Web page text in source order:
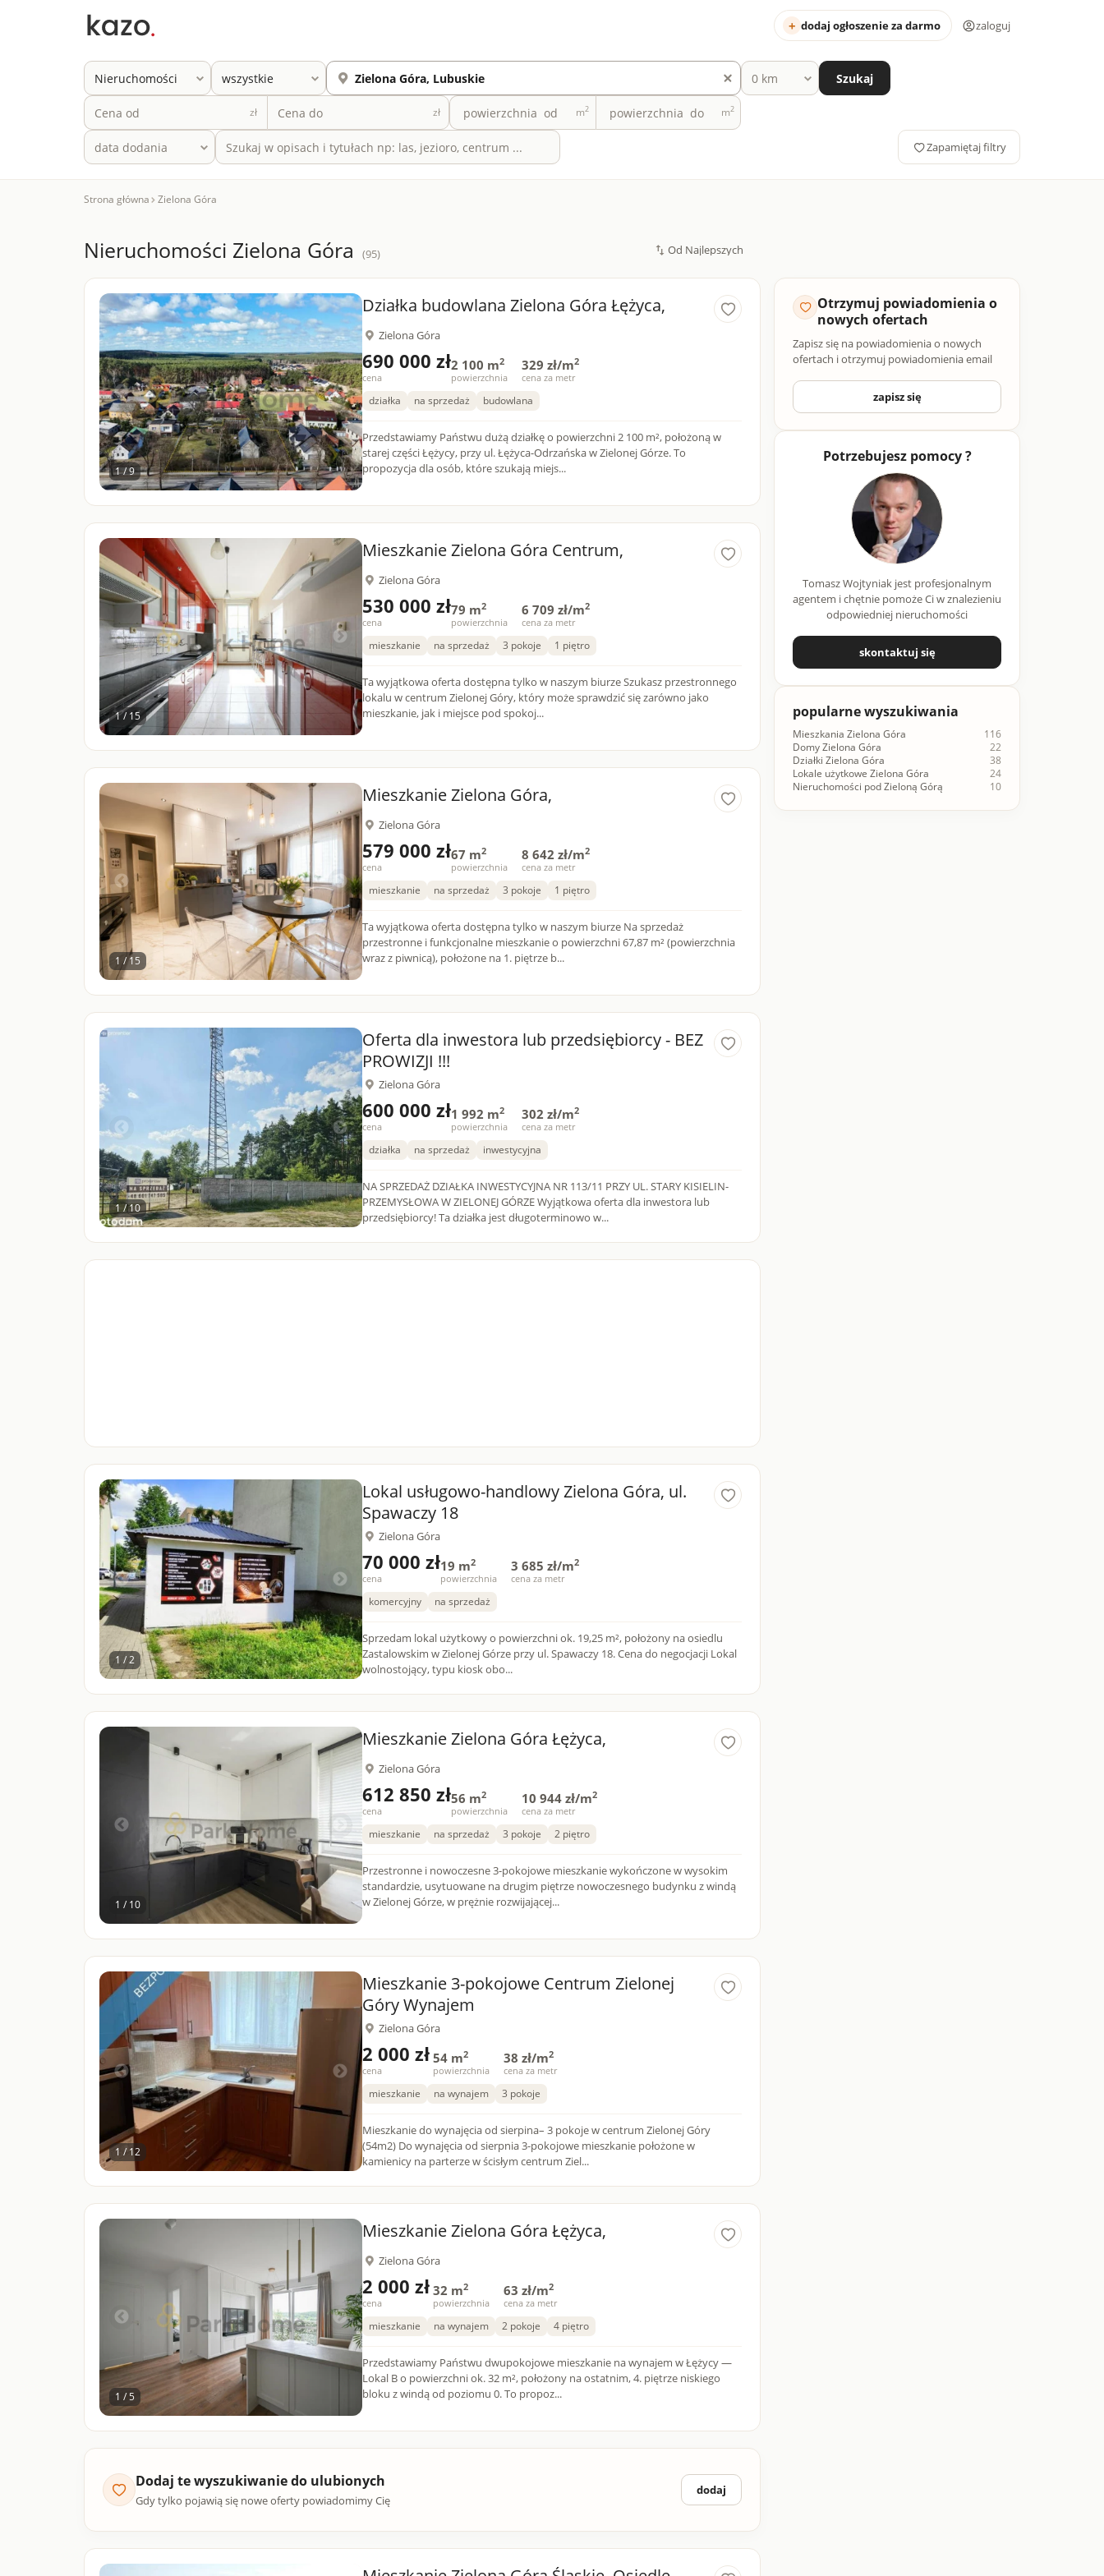
dodaj ogłoszenie za darmo zaloguj
Szukaj
zł zł m2 m2
Zapamiętaj filtry
Strona główna Zielona Góra
Nieruchomości Zielona Góra (95)
1 / 9
Działka budowlana Zielona Góra Łężyca,
Zielona Góra
690 000 zł
cena
2 100 m2
powierzchnia
329 zł/m2
cena za metr
działka na sprzedaż budowlana
Przedstawiamy Państwu dużą działkę o powierzchni 2 100 m², położoną w
starej części Łężycy, przy ul. Łężyca-Odrzańska w Zielonej Górze. To
propozycja dla osób, które szukają miejs...
1 / 15
Mieszkanie Zielona Góra Centrum,
Zielona Góra
530 000 zł
cena
79 m2
powierzchnia
6 709 zł/m2
cena za metr
mieszkanie na sprzedaż 3 pokoje 1 piętro
Ta wyjątkowa oferta dostępna tylko w naszym biurze Szukasz przestronnego
lokalu w centrum Zielonej Góry, który może sprawdzić się zarówno jako
mieszkanie, jak i miejsce pod spokoj...
1 / 15
Mieszkanie Zielona Góra,
Zielona Góra
579 000 zł
cena
67 m2
powierzchnia
8 642 zł/m2
cena za metr
mieszkanie na sprzedaż 3 pokoje 1 piętro
Ta wyjątkowa oferta dostępna tylko w naszym biurze Na sprzedaż
przestronne i funkcjonalne mieszkanie o powierzchni 67,87 m² (powierzchnia
wraz z piwnicą), położone na 1. piętrze b...
1 / 10
Oferta dla inwestora lub przedsiębiorcy - BEZ
PROWIZJI !!!
Zielona Góra
600 000 zł
cena
1 992 m2
powierzchnia
302 zł/m2
cena za metr
działka na sprzedaż inwestycyjna
NA SPRZEDAŻ DZIAŁKA INWESTYCYJNA NR 113/11 PRZY UL. STARY KISIELIN-
PRZEMYSŁOWA W ZIELONEJ GÓRZE Wyjątkowa oferta dla inwestora lub
przedsiębiorcy! Ta działka jest długoterminowo w...
1 / 2
Lokal usługowo-handlowy Zielona Góra, ul.
Spawaczy 18
Zielona Góra
70 000 zł
cena
19 m2
powierzchnia
3 685 zł/m2
cena za metr
komercyjny na sprzedaż
Sprzedam lokal użytkowy o powierzchni ok. 19,25 m², położony na osiedlu
Zastalowskim w Zielonej Górze przy ul. Spawaczy 18. Cena do negocjacji Lokal
wolnostojący, typu kiosk obo...
1 / 10
Mieszkanie Zielona Góra Łężyca,
Zielona Góra
612 850 zł
cena
56 m2
powierzchnia
10 944 zł/m2
cena za metr
mieszkanie na sprzedaż 3 pokoje 2 piętro
Przestronne i nowoczesne 3-pokojowe mieszkanie wykończone w wysokim
standardzie, usytuowane na drugim piętrze nowoczesnego budynku z windą
w Zielonej Górze, w prężnie rozwijającej...
1 / 12
Mieszkanie 3-pokojowe Centrum Zielonej
Góry Wynajem
Zielona Góra
2 000 zł
cena
54 m2
powierzchnia
38 zł/m2
cena za metr
mieszkanie na wynajem 3 pokoje
Mieszkanie do wynajęcia od sierpina– 3 pokoje w centrum Zielonej Góry
(54m2) Do wynajęcia od sierpnia 3-pokojowe mieszkanie położone w
kamienicy na parterze w ścisłym centrum Ziel...
1 / 5
Mieszkanie Zielona Góra Łężyca,
Zielona Góra
2 000 zł
cena
32 m2
powierzchnia
63 zł/m2
cena za metr
mieszkanie na wynajem 2 pokoje 4 piętro
Przedstawiamy Państwu dwupokojowe mieszkanie na wynajem w Łężycy —
Lokal B o powierzchni ok. 32 m², położony na ostatnim, 4. piętrze niskiego
bloku z windą od poziomu 0. To propoz...
Dodaj te wyszukiwanie do ulubionych
Gdy tylko pojawią się nowe oferty powiadomimy Cię
dodaj
Otrzymuj powiadomienia o
nowych ofertach
Zapisz się na powiadomienia o nowych
ofertach i otrzymuj powiadomienia email
zapisz się
Potrzebujesz pomocy ?
Tomasz Wojtyniak jest profesjonalnym
agentem i chętnie pomoże Ci w znalezieniu
odpowiedniej nieruchomości
skontaktuj się
popularne wyszukiwania
Mieszkania Zielona Góra
116
Domy Zielona Góra
22
Działki Zielona Góra
38
Lokale użytkowe Zielona Góra
24
Nieruchomości pod Zieloną Górą
10